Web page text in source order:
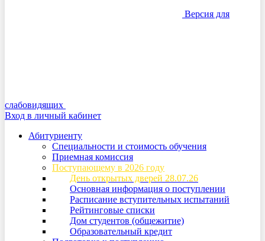
Версия для
слабовидящих
Вход в личный кабинет
Абитуриенту
Специальности и стоимость обучения
Приемная комиссия
Поступающему в 2026 году
День открытых дверей 28.07.26
Основная информация о поступлении
Расписание вступительных испытаний
Рейтинговые списки
Дом студентов (общежитие)
Образовательный кредит